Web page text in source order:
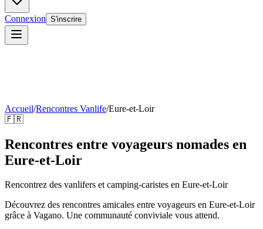
Connexion S'inscrire
Accueil/Rencontres Vanlife/Eure-et-Loir
🇫🇷
Rencontres entre voyageurs nomades en
Eure-et-Loir
Rencontrez des vanlifers et camping-caristes en Eure-et-Loir
Découvrez des rencontres amicales entre voyageurs en Eure-et-Loir
grâce à Vagano. Une communauté conviviale vous attend.